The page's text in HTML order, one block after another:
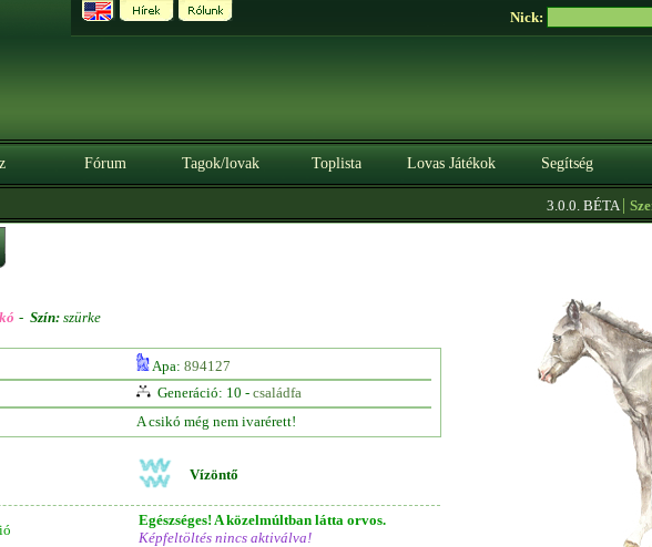
Nick:
Fórum Tagok/lovak Toplista Lovas Játékok Segítség
3.0.0. BÉTA|
- Szín: szürke
Apa: 894127
Generáció: 10 - családfa
A csikó még nem ivarérett!
Vízöntő
Egészséges! A közelmúltban látta orvos.
Képfeltöltés nincs aktiválva!